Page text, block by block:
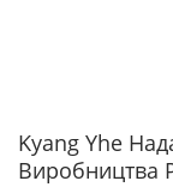
Kyang Yhe
Виробництва